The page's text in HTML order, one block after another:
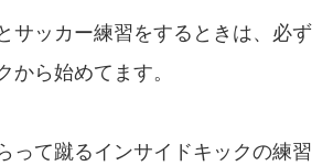
サッカー練習をするときは、必ず
から始めてます。
って蹴るインサイドキックの練習